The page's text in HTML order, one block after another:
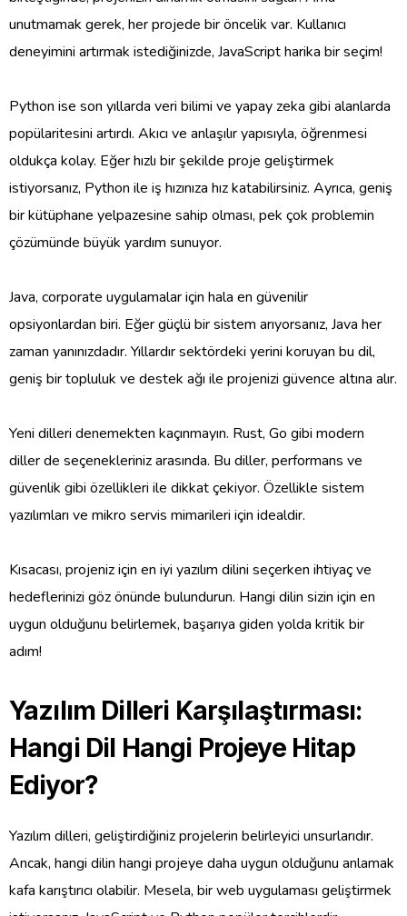
unutmamak gerek, her projede bir öncelik var. Kullanıcı
deneyimini artırmak istediğinizde, JavaScript harika bir seçim!
Python ise son yıllarda veri bilimi ve yapay zeka gibi alanlarda
popülaritesini artırdı. Akıcı ve anlaşılır yapısıyla, öğrenmesi
oldukça kolay. Eğer hızlı bir şekilde proje geliştirmek
istiyorsanız, Python ile iş hızınıza hız katabilirsiniz. Ayrıca, geniş
bir kütüphane yelpazesine sahip olması, pek çok problemin
çözümünde büyük yardım sunuyor.
Java, corporate uygulamalar için hala en güvenilir
opsiyonlardan biri. Eğer güçlü bir sistem arıyorsanız, Java her
zaman yanınızdadır. Yıllardır sektördeki yerini koruyan bu dil,
geniş bir topluluk ve destek ağı ile projenizi güvence altına alır.
Yeni dilleri denemekten kaçınmayın. Rust, Go gibi modern
diller de seçenekleriniz arasında. Bu diller, performans ve
güvenlik gibi özellikleri ile dikkat çekiyor. Özellikle sistem
yazılımları ve mikro servis mimarileri için idealdir.
Kısacası, projeniz için en iyi yazılım dilini seçerken ihtiyaç ve
hedeflerinizi göz önünde bulundurun. Hangi dilin sizin için en
uygun olduğunu belirlemek, başarıya giden yolda kritik bir
adım!
Yazılım Dilleri Karşılaştırması:
Hangi Dil Hangi Projeye Hitap
Ediyor?
Yazılım dilleri, geliştirdiğiniz projelerin belirleyici unsurlarıdır.
Ancak, hangi dilin hangi projeye daha uygun olduğunu anlamak
kafa karıştırıcı olabilir. Mesela, bir web uygulaması geliştirmek